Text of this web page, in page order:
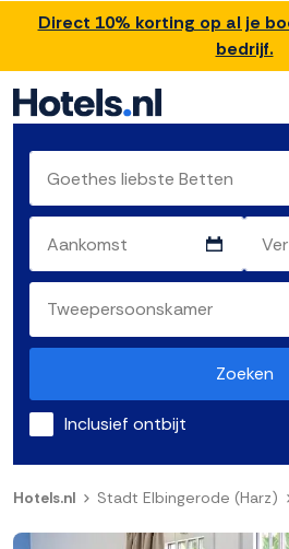
Direct 10% korting op al je
bedrijf.
Zoeken
Inclusief ontbijt
Hotels.nl Stadt Elbingerode (Harz)